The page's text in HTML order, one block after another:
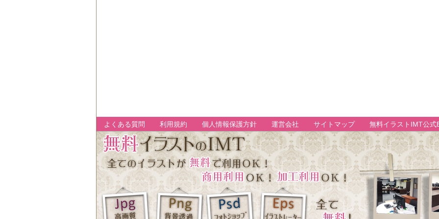
よくある質問 利用規約 個人情報保護方針 運営会社 サイトマップ 無料イラストIMT公式